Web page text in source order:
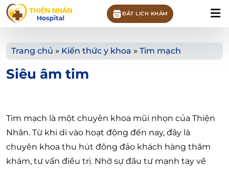
ĐẶT LỊCH KHÁM
Trang chủ » Kiến thức y khoa » Tim mạch
Siêu âm tim
Tim mạch là một chuyên khoa mũi nhọn của Thiện
Nhân. Từ khi di vào hoạt động đến nay, đây là
chuyên khoa thu hút đông đảo khách hàng thăm
khám, tư vấn điều trị. Nhờ sự đầu tư mạnh tay về